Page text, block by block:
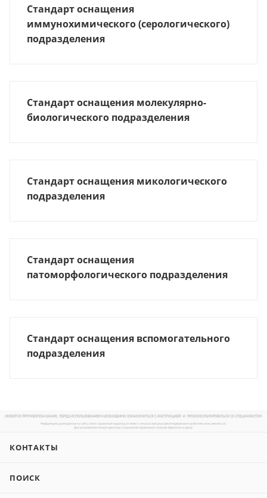
Стандарт оснащения
иммунохимического (серологического)
подразделения
Стандарт оснащения молекулярно-
биологического подразделения
Стандарт оснащения микологического
подразделения
Стандарт оснащения
патоморфологического подразделения
Стандарт оснащения вспомогательного
подразделения
КОНТАКТЫ
ПОИСК